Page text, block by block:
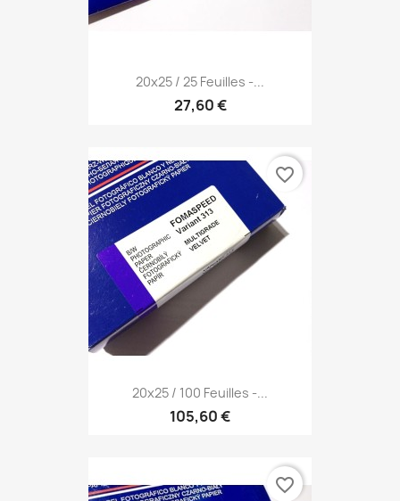
20x25 / 25 Feuilles -...
27,60 €
20x25 / 100 Feuilles -...
105,60 €
favorite_border
favorite_border